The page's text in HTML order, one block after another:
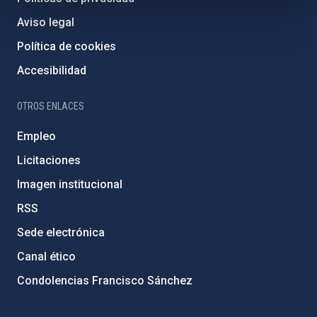
Aviso legal
Política de cookies
Accesibilidad
OTROS ENLACES
Empleo
Licitaciones
Imagen institucional
RSS
Sede electrónica
Canal ético
Condolencias Francisco Sánchez